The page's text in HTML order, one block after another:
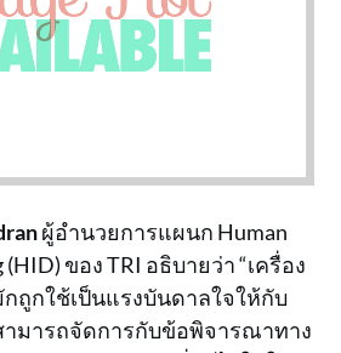
ผู้อำนวยการแผนก Human
ของ TRI อธิบายว่า “เครื่อง
กถูกใช้เป็นแรงบันดาลใจให้กับ
มารถจัดการกับข้อพิจารณาทาง